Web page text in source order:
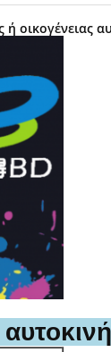
οικογένειας